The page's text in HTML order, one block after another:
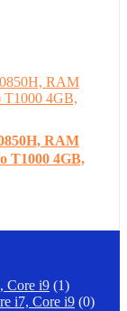
RAM
T1000 4GB,
Core i9 (1)
i7, Core i9 (0)